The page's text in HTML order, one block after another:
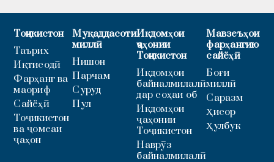
Тоҷикистон
Таърих
Иқтисодӣ
Фарҳанг ва
маориф
Сайёҳӣ
Тоҷикистон
ва ҷомеаи
ҷаҳон
Муқаддасоти
миллӣ
Нишон
Парчам
Суруд
Пул
Иқдомҳои
ҷаҳонии
Тоҷикистон
Иқдомҳои
байналмилалӣ
дар соҳаи об
Иқдомҳои
ҷаҳонии
Тоҷикистон
Наврӯз
байналмилалӣ
Мавзеъҳои
фарҳангию
сайёҳӣ
Боғи
миллӣ
Саразм
Ҳисор
Ҳулбук